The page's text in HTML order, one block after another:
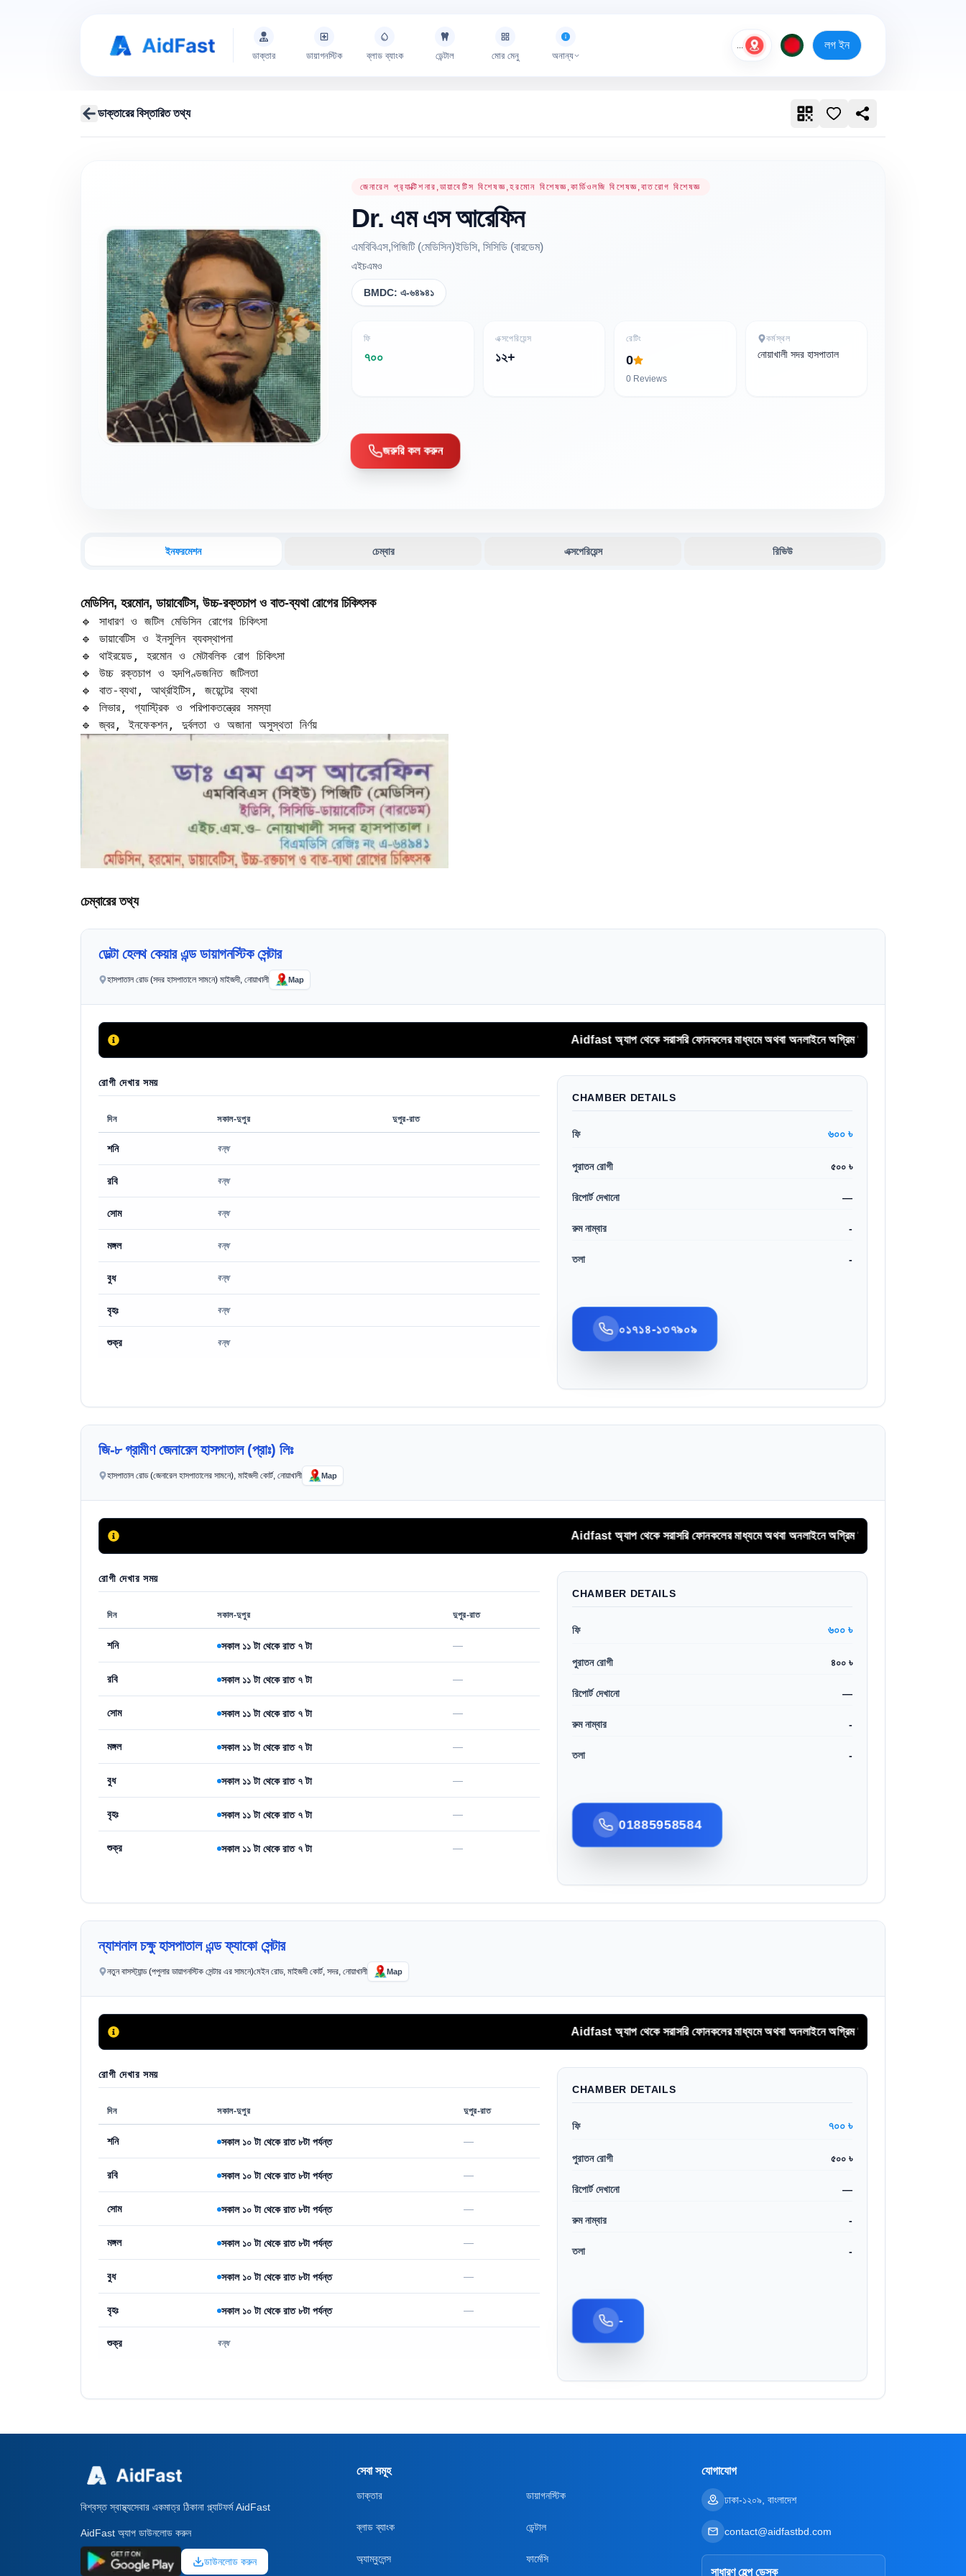
ডাক্তার ডায়াগনস্টিক ব্লাড ব্যাংক ডেন্টাল মোর মেনু অনান্য
লগ ইন
ডাক্তারের বিস্তারিত তথ্য
জেনারেল প্র‍্যাক্টিশনার,ডায়াবেটিস বিশেষজ্ঞ,হরমোন বিশেষজ্ঞ,কার্ডিওলজি বিশেষজ্ঞ,বাতরোগ বিশেষজ্ঞ
Dr. এম এস আরেফিন
এমবিবিএস,পিজিটি (মেডিসিন)ইডিসি, সিসিডি (বারডেম)
এইচএমও
BMDC: এ-৬৪৯৪১
ফি
৭০০
এক্সপেরিয়েন্স
১২+
রেটিং
0
0 Reviews
কর্মস্থল
নোয়াখালী সদর হাসপাতাল
জরুরি কল করুন
ইনফরমেশন চেম্বার এক্সপেরিয়েন্স রিভিউ
মেডিসিন, হরমোন, ডায়াবেটিস, উচ্চ-রক্তচাপ ও বাত-ব্যথা রোগের চিকিৎসক
🔹 সাধারণ ও জটিল মেডিসিন রোগের চিকিৎসা
🔹 ডায়াবেটিস ও ইনসুলিন ব্যবস্থাপনা
🔹 থাইরয়েড, হরমোন ও মেটাবলিক রোগ চিকিৎসা
🔹 উচ্চ রক্তচাপ ও হৃদপিণ্ডজনিত জটিলতা
🔹 বাত-ব্যথা, আর্থ্রাইটিস, জয়েন্টের ব্যথা
🔹 লিভার, গ্যাস্ট্রিক ও পরিপাকতন্ত্রের সমস্যা
🔹 জ্বর, ইনফেকশন, দুর্বলতা ও অজানা অসুস্থতা নির্ণয়
চেম্বারের তথ্য
ডেল্টা হেলথ কেয়ার এন্ড ডায়াগনস্টিক সেন্টার
হাসপাতাল রোড (সদর হাসপাতালে সামনে) মাইজদী, নোয়াখালী Map
Aidfast অ্যাপ থেকে সরাসরি ফোনকলের মাধ্যমে অথবা অনলাইনে অগ্রিম সিরিয়াল বুকিং করুন।
রোগী দেখার সময়
দিন সকাল-দুপুর দুপুর-রাত
শনি বন্ধ
রবি বন্ধ
সোম বন্ধ
মঙ্গল বন্ধ
বুধ বন্ধ
বৃহঃ বন্ধ
শুক্র বন্ধ
CHAMBER DETAILS
ফি ৬০০ ৳
পুরাতন রোগী ৫০০ ৳
রিপোর্ট দেখানো —
রুম নাম্বার -
তলা -
০১৭১৪-১৩৭৯০৯
জি-৮ গ্রামীণ জেনারেল হাসপাতাল (প্রাঃ) লিঃ
হাসপাতাল রোড (জেনারেল হাসপাতালের সামনে), মাইজদী কোর্ট, নোয়াখালী Map
Aidfast অ্যাপ থেকে সরাসরি ফোনকলের মাধ্যমে অথবা অনলাইনে অগ্রিম সিরিয়াল বুকিং করুন।
রোগী দেখার সময়
দিন সকাল-দুপুর দুপুর-রাত
শনি সকাল ১১ টা থেকে রাত ৭ টা —
রবি সকাল ১১ টা থেকে রাত ৭ টা —
সোম সকাল ১১ টা থেকে রাত ৭ টা —
মঙ্গল সকাল ১১ টা থেকে রাত ৭ টা —
বুধ সকাল ১১ টা থেকে রাত ৭ টা —
বৃহঃ সকাল ১১ টা থেকে রাত ৭ টা —
শুক্র সকাল ১১ টা থেকে রাত ৭ টা —
CHAMBER DETAILS
ফি ৬০০ ৳
পুরাতন রোগী ৪০০ ৳
রিপোর্ট দেখানো —
রুম নাম্বার -
তলা -
01885958584
ন্যাশনাল চক্ষু হাসপাতাল এন্ড ফ্যাকো সেন্টার
নতুন বাসস্ট্যান্ড (পপুলার ডায়াগনস্টিক সেন্টার এর সামনে)মেইন রোড, মাইজদী কোর্ট, সদর, নোয়াখালী Map
Aidfast অ্যাপ থেকে সরাসরি ফোনকলের মাধ্যমে অথবা অনলাইনে অগ্রিম সিরিয়াল বুকিং করুন।
রোগী দেখার সময়
দিন সকাল-দুপুর দুপুর-রাত
শনি সকাল ১০ টা থেকে রাত ৮টা পর্যন্ত —
রবি সকাল ১০ টা থেকে রাত ৮টা পর্যন্ত —
সোম সকাল ১০ টা থেকে রাত ৮টা পর্যন্ত —
মঙ্গল সকাল ১০ টা থেকে রাত ৮টা পর্যন্ত —
বুধ সকাল ১০ টা থেকে রাত ৮টা পর্যন্ত —
বৃহঃ সকাল ১০ টা থেকে রাত ৮টা পর্যন্ত —
শুক্র বন্ধ
CHAMBER DETAILS
ফি ৭০০ ৳
পুরাতন রোগী ৫০০ ৳
রিপোর্ট দেখানো —
রুম নাম্বার -
তলা -
-
বিশ্বস্ত স্বাস্থ্যসেবার একমাত্র ঠিকানা প্ল্যাটফর্ম AidFast
AidFast অ্যাপ ডাউনলোড করুন
ডাউনলোড করুন
সেবা সমূহ
ডাক্তার ডায়াগনস্টিক
ব্লাড ব্যাংক ডেন্টাল
অ্যাম্বুলেন্স ফার্মেসি
যোগাযোগ
ঢাকা-১২০৯, বাংলাদেশ
contact@aidfastbd.com
সাধারণ হেল্প ডেস্ক